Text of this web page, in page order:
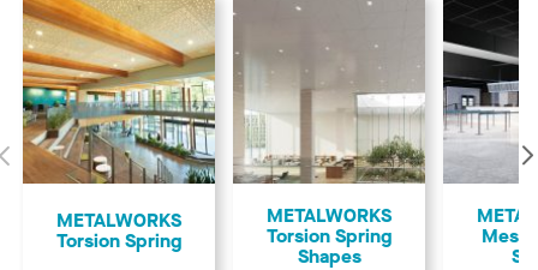
Anterior
METALWORKS
Torsion Spring
METALWORKS
Torsion Spring
Shapes
Mesh